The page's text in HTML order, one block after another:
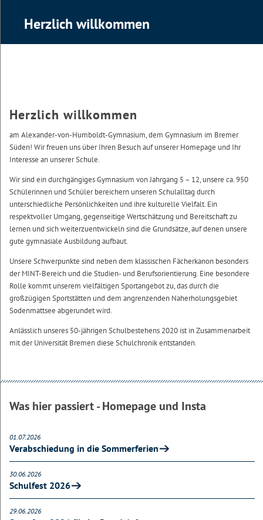
Herzlich willkommen
Herzlich willkommen
am Alexander-von-Humboldt-Gymnasium, dem Gymnasium im Bremer
Süden! Wir freuen uns über Ihren Besuch auf unserer Homepage und Ihr
Interesse an unserer Schule.
Wir sind ein durchgängiges Gymnasium von Jahrgang 5 – 12, unsere ca. 950
Schülerinnen und Schüler bereichern unseren Schulalltag durch
unterschiedliche Persönlichkeiten und ihre kulturelle Vielfalt. Ein
respektvoller Umgang, gegenseitige Wertschätzung und Bereitschaft zu
lernen und sich weiterzuentwickeln sind die Grundsätze, auf denen unsere
gute gymnasiale Ausbildung aufbaut.
Unsere Schwerpunkte sind neben dem klassischen Fächerkanon besonders
der MINT-Bereich und die Studien- und Berufsorientierung. Eine besondere
Rolle kommt unserem vielfältigen Sportangebot zu, das durch die
großzügigen Sportstätten und dem angrenzenden Naherholungsgebiet
Sodenmattsee abgerundet wird.
Anlässlich unseres 50-jährigen Schulbestehens 2020 ist in Zusammenarbeit
mit der Universität Bremen diese Schulchronik entstanden.
Was hier passiert - Homepage und Insta
01.07.2026
Verabschiedung in die Sommerferien
30.06.2026
Schulfest 2026
29.06.2026